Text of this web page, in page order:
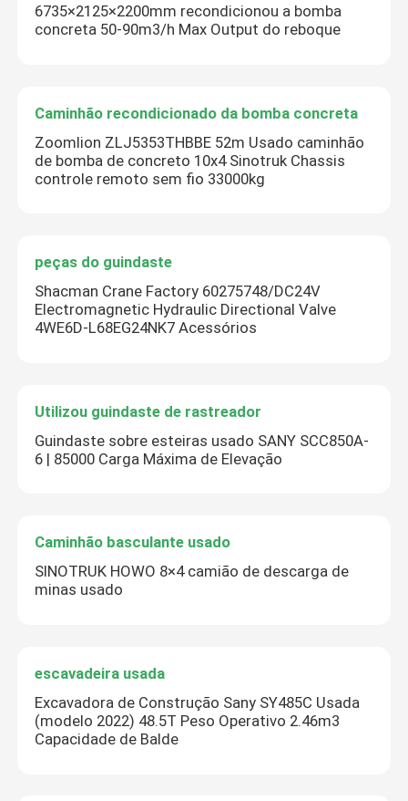
6735×2125×2200mm recondicionou a bomba
concreta 50-90m3/h Max Output do reboque
Caminhão recondicionado da bomba concreta
Zoomlion ZLJ5353THBBE 52m Usado caminhão
de bomba de concreto 10x4 Sinotruk Chassis
controle remoto sem fio 33000kg
peças do guindaste
Shacman Crane Factory 60275748/DC24V
Electromagnetic Hydraulic Directional Valve
4WE6D-L68EG24NK7 Acessórios
Utilizou guindaste de rastreador
Guindaste sobre esteiras usado SANY SCC850A-
6 | 85000 Carga Máxima de Elevação
Caminhão basculante usado
SINOTRUK HOWO 8×4 camião de descarga de
minas usado
escavadeira usada
Excavadora de Construção Sany SY485C Usada
(modelo 2022) 48.5T Peso Operativo 2.46m3
Capacidade de Balde